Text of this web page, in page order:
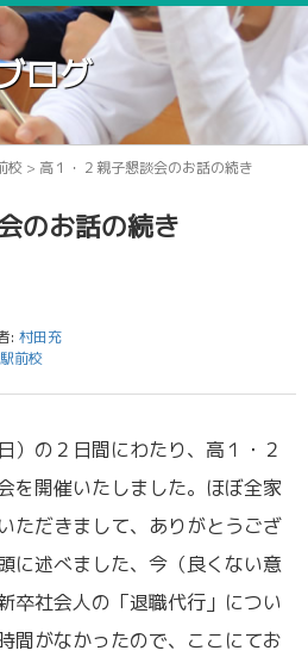
ログ
校 > 高１・２親子懇談会のお話の続き
のお話の続き
: 村田充
前校
）の２日間にわたり、高１・２
を開催いたしました。ほぼ全家
ただきまして、ありがとうござ
に述べました、今（良くない意
卒社会人の「退職代行」につい
間がなかったので、ここにてお